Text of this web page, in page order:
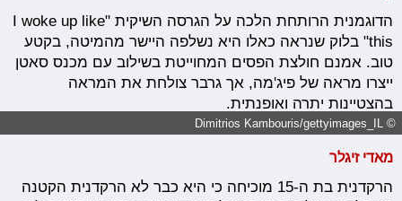
הדוגמנית הרותחת הלכה על הגרסה השיקית "I woke up like
this" בלוק שנראה כאלו היא נשלפה היישר מהמיטה, בקטע
טוב. אמנם חולצת הפסים המחוייטת בשילוב עם מכנס סאטן
ייצרו מראה של פיג'מה, אך גרבר צולחת את המראה
בהצטיינות יתרה ואופנתית.
© Dimitrios Kambouris/gettyimages_IL
מאדי זיגלר
הרקדנית בת ה-15 מוכיחה כי היא כבר לא הרקדנית הקטנה